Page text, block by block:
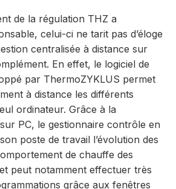
de la régulation THZ a
celui-ci ne tarit pas d’éloge
centralisée à distance sur
En effet, le logiciel de
par ThermoZYKLUS permet
à distance les différents
ordinateur. Grâce à la
PC, le gestionnaire contrôle en
poste de travail l’évolution des
de chauffe des
peut notamment effectuer très
grâce aux fenêtres